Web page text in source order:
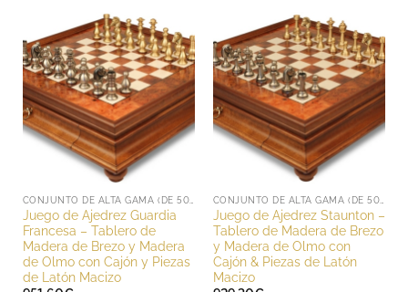
Juego de Ajedrez Guardia
Francesa – Tablero de
Madera de Brezo y Madera
de Olmo con Cajón y Piezas
de Latón Macizo
Juego de Ajedrez Staunton –
Tablero de Madera de Brezo
y Madera de Olmo con
Cajón & Piezas de Latón
Macizo